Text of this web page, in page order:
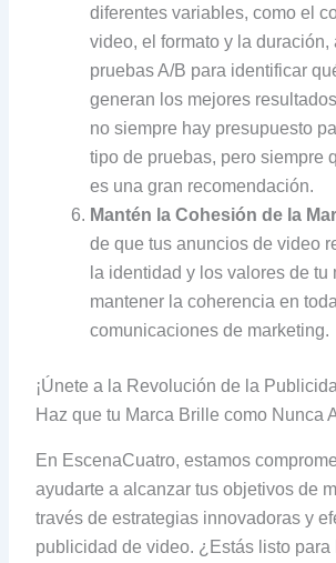
diferentes variables, como el
video, el formato y la duración,
pruebas A/B para identificar
generan los mejores
no siempre hay presupuesto
tipo de pruebas, pero siempre
es una gran recomendación.
Mantén la Cohesión de la
de que tus anuncios de video
la identidad y los valores de tu
mantener la coherencia en
comunicaciones de marketing.
¡Únete a la Revolución de la
Haz que tu Marca Brille como Nunca
En EscenaCuatro, estamos
ayudarte a alcanzar tus objetivos de
través de estrategias innovadoras y
publicidad de video. ¿Estás listo para